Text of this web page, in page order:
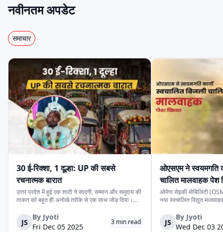
हेक्सॉल जॉय
डैंडेरा इका
हीरो ज़ीरो21 सोडायको
स्पीगो रफ़्तार इलेक्ट्रिक
नवीनतम अपडेट
समाचार
30 ई-रिक्शा, 1 दूल्हा: UP की सबसे
रचनात्मक बारात
उत्तर प्रदेश में हुई एक शादी ने सादगी, सम्मान और समुदाय की
ताकत को बहुत ही अनोखे तरीके से एक साथ जोड़ दिया।
वाहन की व्यवस्था करने के लिये पर्याप्त साधन नहीं थे।
लेकिन दोस्ती की भावना ने उस...
JS
By Jyoti
Fri Dec 05 2025
3 min read
ओएसएम ने स्वयमगति
चालित मालवाहक पेश
ओमेगा सेइकी मोबिलिटी
नया स्वचालित विद्युत
के स्वचालित यात्री संस्करण
लिये प्रस्तुत किया गया दूसरा
JS
By Jyoti
Wed Dec 03